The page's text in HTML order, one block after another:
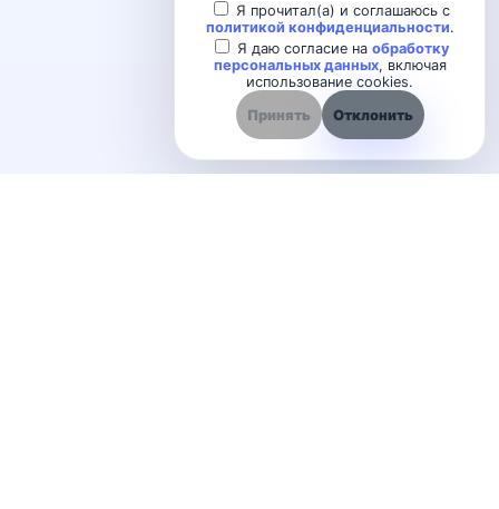
Я прочитал(а) и соглашаюсь с
политикой конфиденциальности.
Я даю согласие на обработку
персональных данных, включая
использование cookies.
Принять
Отклонить